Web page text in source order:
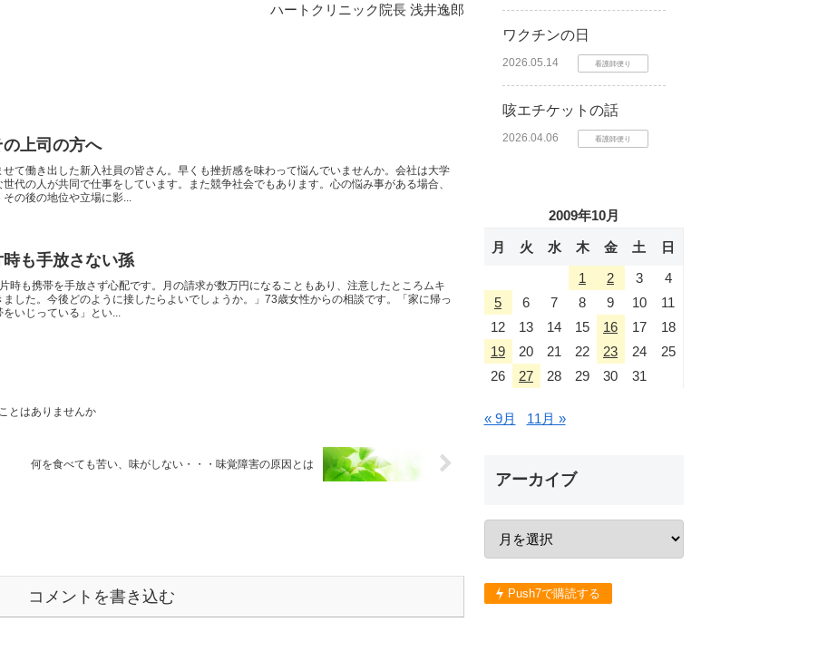
ハートクリニック院長 浅井逸郎
上司の方へ
て働き出した新入社員の皆さん。早くも挫折感を味わって悩んでいませんか。会社は大学
代の人が共同で仕事をしています。また競争社会でもあります。心の悩み事がある場合、
の後の地位や立場に影...
も手放さない孫
時も携帯を手放さず心配です。月の請求が数万円になることもあり、注意したところムキ
ました。今後どのように接したらよいでしょうか。」73歳女性からの相談です。「家に帰っ
いじっている」とい...
とはありませんか
何を食べても苦い、味がしない・・・味覚障害の原因とは
コメントを書き込む
ワクチンの日
2026.05.14 看護師便り
咳エチケットの話
2026.04.06 看護師便り
2009年10月
月 火 水 木 金 土
日
1
2 3
4
5
6 7 8 9 10
11
12
13 14 15 16 17
18
19
20 21 22 23 24
25
26
27 28 29 30 31
« 9月 11月 »
アーカイブ
Push7で購読する